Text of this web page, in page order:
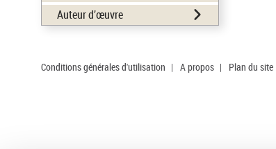
Auteur d’œuvre
Conditions générales d'utilisation | A propos | Plan du site